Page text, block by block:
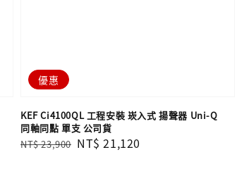
優惠
KEF Ci4100QL 工程安裝 崁入式 揚聲器 Uni-Q
同軸同點 單支​​​​​​​ 公司貨
Regular
NT$ 23,900 Sale
NT$ 21,120